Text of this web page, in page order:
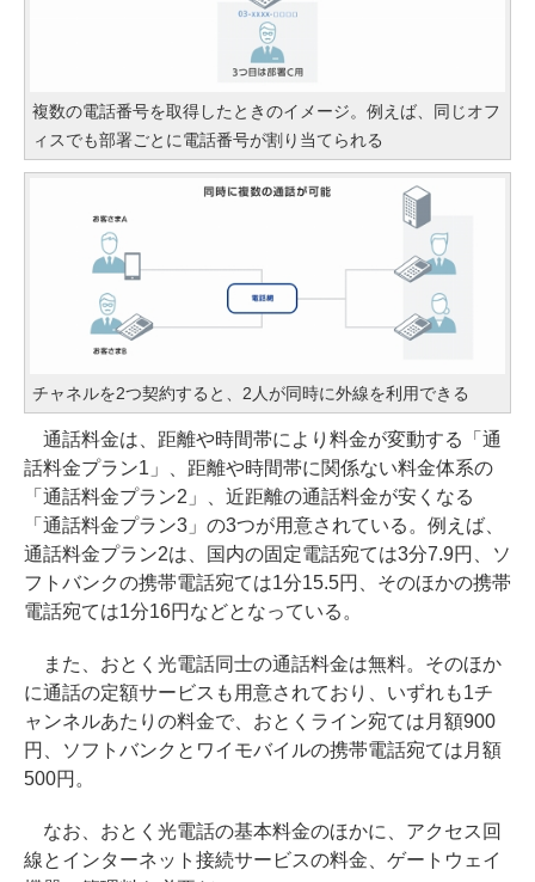
複数の電話番号を取得したときのイメージ。例えば、同じオフ
ィスでも部署ごとに電話番号が割り当てられる
チャネルを2つ契約すると、2人が同時に外線を利用できる
通話料金は、距離や時間帯により料金が変動する「通
話料金プラン1」、距離や時間帯に関係ない料金体系の
「通話料金プラン2」、近距離の通話料金が安くなる
「通話料金プラン3」の3つが用意されている。例えば、
通話料金プラン2は、国内の固定電話宛ては3分7.9円、ソ
フトバンクの携帯電話宛ては1分15.5円、そのほかの携帯
電話宛ては1分16円などとなっている。
また、おとく光電話同士の通話料金は無料。そのほか
に通話の定額サービスも用意されており、いずれも1チ
ャンネルあたりの料金で、おとくライン宛ては月額900
円、ソフトバンクとワイモバイルの携帯電話宛ては月額
500円。
なお、おとく光電話の基本料金のほかに、アクセス回
線とインターネット接続サービスの料金、ゲートウェイ